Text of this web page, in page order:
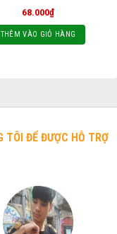
68.000₫
THÊM VÀO GIỎ HÀNG
TÔI ĐỂ ĐƯỢC HỖ TRỢ